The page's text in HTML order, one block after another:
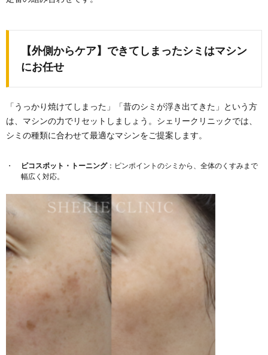
【外側からケア】できてしまったシミはマシン
にお任せ
「うっかり焼けてしまった」「昔のシミが浮き出てきた」という方
は、マシンの力でリセットしましょう。シェリークリニックでは、
シミの種類に合わせて最適なマシンをご提案します。
ピコスポット・トーニング：ピンポイントのシミから、全体のくすみまで
幅広く対応。